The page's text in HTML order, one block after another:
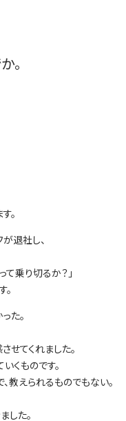
。
。
退社し、
て乗り切るか？」
。
た。
せてくれました。
くものです。
教えられるものでもない。
した。